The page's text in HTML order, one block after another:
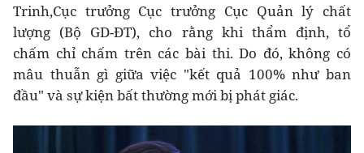
Trinh,Cục trưởng Cục trưởng Cục Quản lý chất
lượng (Bộ GD-ĐT), cho rằng khi thẩm định, tổ
chấm chỉ chấm trên các bài thi. Do đó, không có
mâu thuẫn gì giữa việc "kết quả 100% như ban
đầu" và sự kiện bất thường mới bị phát giác.